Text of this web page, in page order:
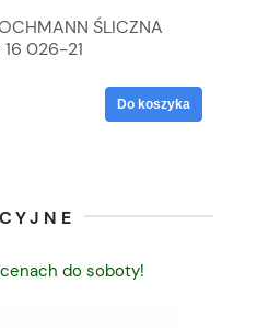
ŚLICZNA
16 026-21
Do koszyka
do soboty!